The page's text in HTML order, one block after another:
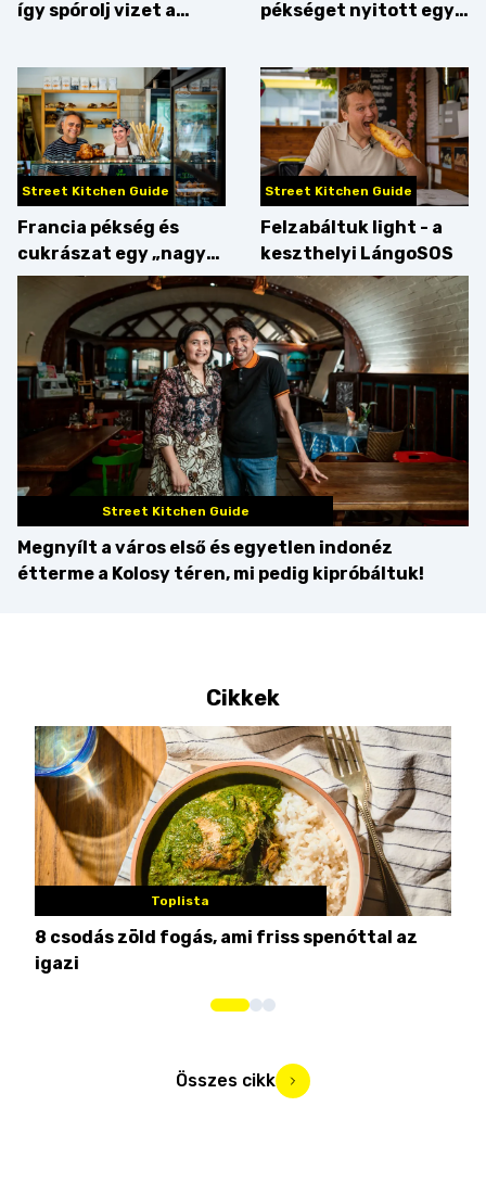
így spórolj vizet a
pékséget nyitott egy
Street Kitchen Guide
Francia pékség és
cukrászat egy „nagy
csipetnyi” empátiával
Street Kitchen Guide
Felzabáltuk light - a
keszthelyi LángoSOS
Street Kitchen Guide
Megnyílt a város első és egyetlen indonéz
étterme a Kolosy téren, mi pedig kipróbáltuk!
Cikkek
Toplista
8 csodás zöld fogás, ami friss spenóttal az
igazi
Összes cikk